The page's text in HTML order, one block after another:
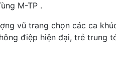
M-TP .
vũ trang chọn các ca
điệp hiện đại, trẻ trung